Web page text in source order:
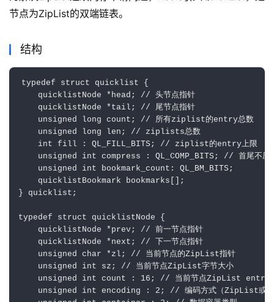
节点为ZipList的双端链表。
结构
typedef struct quicklist {
    quicklistNode *head; // 头节点指针
    quicklistNode *tail; // 尾节点指针
    unsigned long count; // 所有ziplist的entry总数
    unsigned long len; // ziplists总数
    int fill : QL_FILL_BITS; // ziplist的entry上限
unsigned int compress : QL_COMP_BITS; // 首尾不压
    unsigned int bookmark_count: QL_BM_BITS;
    quicklistBookmark bookmarks[];
} quicklist;
typedef struct quicklistNode {
    quicklistNode *prev; // 前一节点指针
    quicklistNode *next; // 下一节点指针
    unsigned char *zl; // 当前节点的ZipList指针
    unsigned int sz; // 当前节点ZipList字节大小
unsigned int count : 16; // 当前节点ZipList entry
unsigned int encoding : 2; // 编码方式（ZipList或